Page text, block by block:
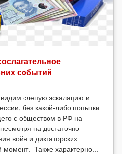
событий
слепую эскалацию и
без какой-либо попытки
с обществом в РФ на
на достаточно
войн и диктаторских
момент. Также характерно...